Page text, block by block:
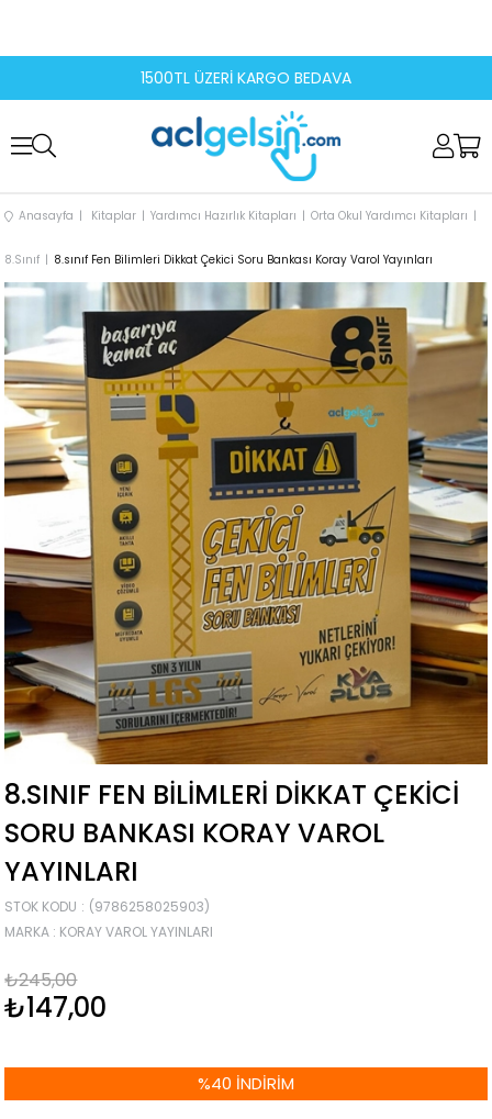
1500TL ÜZERİ KARGO BEDAVA
Anasayfa Kitaplar Yardımcı Hazırlık Kitapları Orta Okul Yardımcı Kitapları
8.Sınıf 8.sınıf Fen Bilimleri Dikkat Çekici Soru Bankası Koray Varol Yayınları
8.SINIF FEN BILIMLERI DIKKAT ÇEKICI
SORU BANKASI KORAY VAROL
YAYINLARI
STOK KODU
(9786258025903)
MARKA : KORAY VAROL YAYINLARI
₺245,00
₺147,00
%40 İNDIRIM